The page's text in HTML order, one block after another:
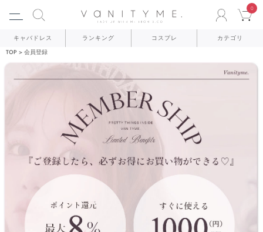
0
キャバドレス ランキング コスプレ カテゴリ
TOP 会員登録